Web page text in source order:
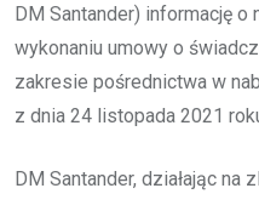
DM Santander) informację o
wykonaniu umowy o
zakresie pośrednictwa w
z dnia 24 listopada 2021
DM Santander, działając na